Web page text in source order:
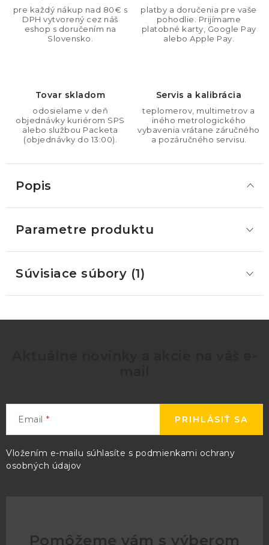
pre každý nákup nad 80€ s
DPH vytvorený cez náš
eshop s doručením na
Slovensko.
platby a doručenia pre vaše
pohodlie. Prijímame
platobné karty, Google Pay
alebo Apple Pay.
Tovar skladom
odosielame v deň
objednávky kuriérom SPS
alebo službou Packeta
(objednávky do 13:00).
Servis a kalibrácia
teplomerov, multimetrov a
iného metrologického
vybavenia vrátane záručného
a pozáručného servisu.
Popis
Parametre produktu
Súvisiace súbory (1)
Email
Vložením e-mailu súhlasíte s podmienkami ochrany
osobných údajov
PRIHLÁSIŤ SA
Pomôžeme vám s výberom